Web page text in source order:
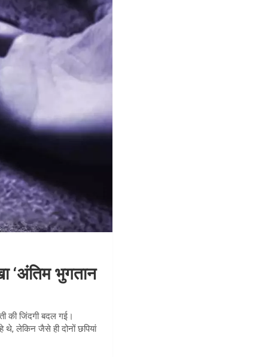
‘अंतिम भुगतान
की जिंदगी बदल गई।
थे, लेकिन जैसे ही दोनों छपियां